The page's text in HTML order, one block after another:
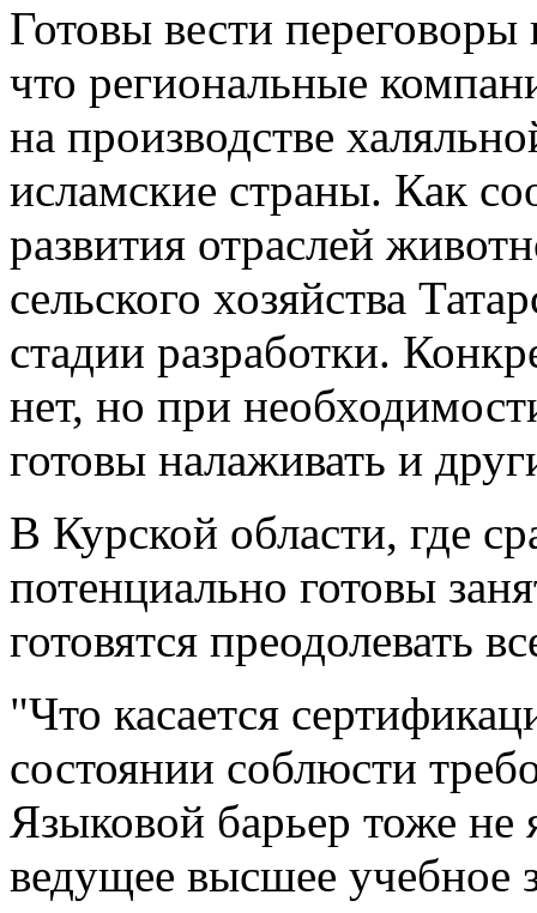
Готовы вести переговоры
что региональные
на производстве
исламские страны. Как
развития отраслей
сельского хозяйства
стадии разработки.
нет, но при
готовы налаживать и
В Курской области, где
потенциально готовы
готовятся преодолевать
"Что касается
состоянии соблюсти
Языковой барьер тоже
ведущее высшее учебное